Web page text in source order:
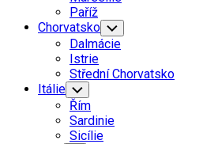
Menu
Paříž
Chorvatsko Toggle
Child
Menu
Dalmácie
Istrie
Střední Chorvatsko
Itálie Toggle
Child
Menu
Řím
Sardinie
Sicílie